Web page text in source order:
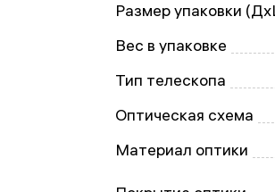
Размер упаковки
Вес в упаковке
Тип телескопа
Оптическая схема
Материал оптики